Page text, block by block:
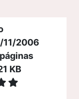
11/2006
KB